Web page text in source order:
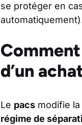
se protéger en
d’un
Le pacs modifie
régime de